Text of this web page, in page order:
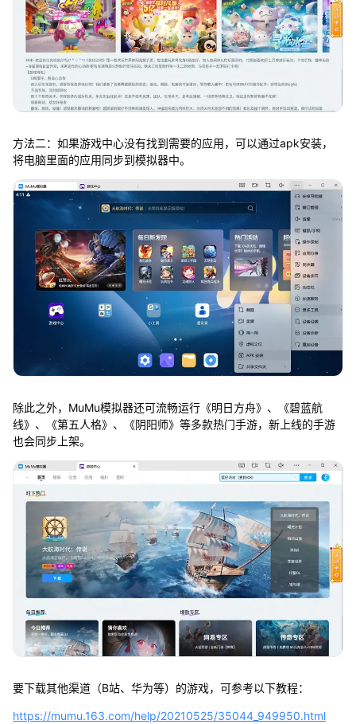
方法二：如果游戏中心没有找到需要的应用，可以通过apk安装，
将电脑里面的应用同步到模拟器中。
除此之外，MuMu模拟器还可流畅运行《明日方舟》、《碧蓝航
线》、《第五人格》、《阴阳师》等多款热门手游，新上线的手游
也会同步上架。
要下载其他渠道（B站、华为等）的游戏，可参考以下教程：
https://mumu.163.com/help/20210525/35044_949950.html